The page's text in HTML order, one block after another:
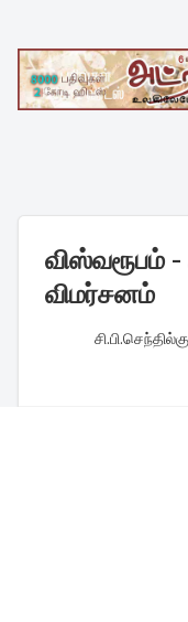
content
விஸ்வரூபம்
விமர்சனம்